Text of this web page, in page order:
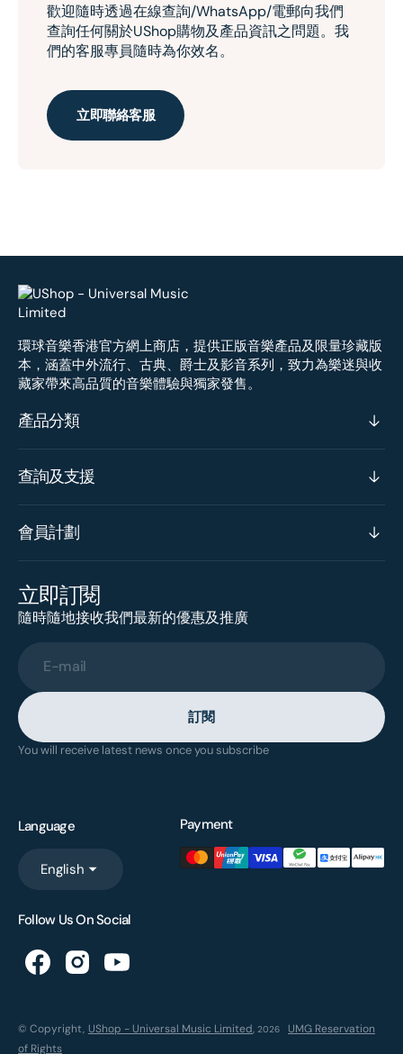
歡迎隨時透過在線查詢/WhatsApp/電郵向我們
查詢任何關於UShop購物及產品資訊之問題。我
們的客服專員隨時為你效名。
立即聯絡客服
環球音樂香港官方網上商店，提供正版音樂產品及限量珍藏版
本，涵蓋中外流行、古典、爵士及影音系列，致力為樂迷與收
藏家帶來高品質的音樂體驗與獨家發售。
產品分類
查詢及支援
會員計劃
立即訂閱
隨時隨地接收我們最新的優惠及推廣
E-mail
訂閱
You will receive latest news once you subscribe
Language
English
Payment
Follow Us On Social
© Copyright, UShop - Universal Music Limited, 2026
UMG Reservation
of Rights